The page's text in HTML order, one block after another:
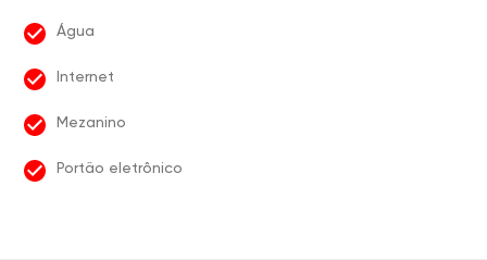
Água
Internet
Mezanino
Portão eletrônico